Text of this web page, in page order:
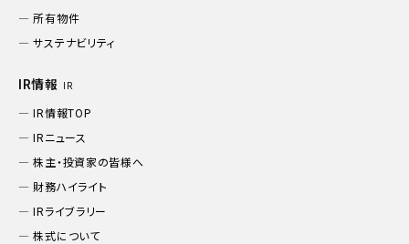
所有物件
サステナビリティ
IR情報 IR
IR情報TOP
IRニュース
株主・投資家の皆様へ
財務ハイライト
IRライブラリー
株式について